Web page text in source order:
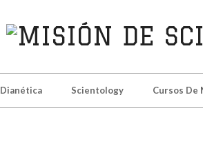
DE
SCIENTOLOGY
Dianética Scientology Cursos De